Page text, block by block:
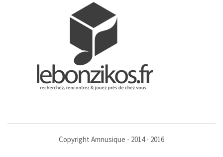
Copyright Amnusique - 2014 - 2016